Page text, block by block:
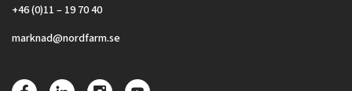
+46 (0)11 – 19 70 40
marknad@nordfarm.se